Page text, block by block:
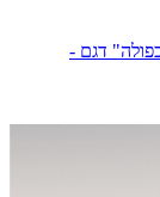
דגם -